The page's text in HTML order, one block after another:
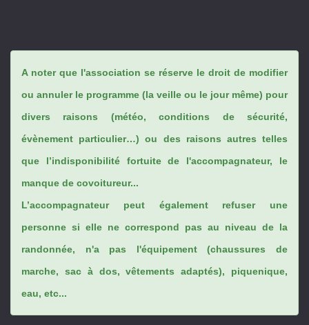
A noter que l'association se réserve le droit de modifier
ou annuler le programme (la veille ou le jour même) pour
divers raisons (météo, conditions de sécurité,
évènement particulier…) ou des raisons autres telles
que l’indisponibilité fortuite de l'accompagnateur, le
manque de covoitureur...
L’accompagnateur peut également refuser une
personne si elle ne correspond pas au niveau de la
randonnée, n'a pas l'équipement (chaussures de
marche, sac à dos, vêtements adaptés), piquenique,
eau, etc...